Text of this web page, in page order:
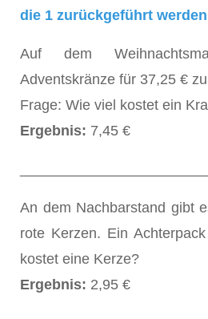
die 1 zurückgeführt
Auf dem
Adventskränze für 37,25 €
Frage: Wie viel kostet ein
Ergebnis: 7,45 €
An dem Nachbarstand gibt
rote Kerzen. Ein
kostet eine Kerze?
Ergebnis: 2,95 €